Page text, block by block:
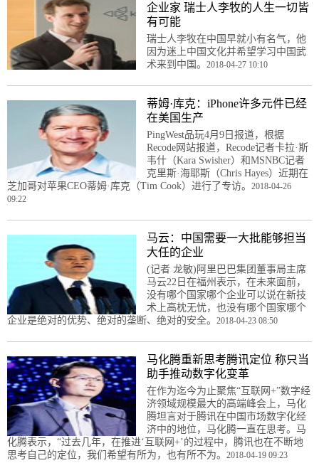
企业家 瑞士人李牧的人生一切皆
有可能
瑞士人李牧在中国早就小有名气，他
因为迷上中国文化并希望学习中国武
术来到中国。 2018-04-27 10:10
蒂姆·库克：iPhone许多元件已经
在美国生产
PingWest品玩4月9日报道，根据
Recode网站报道，Recode记者卡拉·斯
韦什（Kara Swisher）和MSNBC记者
克里斯·海耶斯（Chris Hayes）近期在
芝加哥对苹果CEO蒂姆·库克（Tim Cook）进行了专访。 2018-04-26
09:22
马云：中国需要一大批能够担当
大任的企业
(记者 龙敏)阿里巴巴集团董事局主席
马云22日在福州表示，在未来面前，
没有哪个国家哪个企业可以说在新技
术上高枕无忧，也没有哪个国家哪个
企业是绝对的优势、绝对的垄断、绝对的安全。 2018-04-23 08:50
马化腾重新思考腾讯定位 称只当
助手推动数字化变革
在作为迄今为止聚焦“互联网+”数字经
济领域规模最大的高端峰会上，马化
腾坦言对于腾讯在中国市场数字化经
济中的地位，马化腾一直在思考。马
化腾表示，“过去几年，在推进‘互联网+’的过程中，腾讯也在不断地
思考自己的定位，我们希望有所为，也有所不为。 2018-04-19 09:23